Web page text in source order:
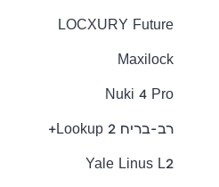
LOCXURY Future
Maxilock
Nuki 4 Pro
רב-בריח Lookup 2+
Yale Linus L2